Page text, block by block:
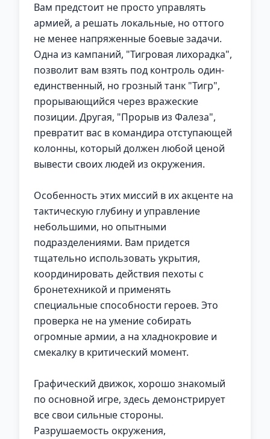
Вам предстоит не просто управлять
армией, а решать локальные, но оттого
не менее напряженные боевые задачи.
Одна из кампаний, "Тигровая лихорадка",
позволит вам взять под контроль один-
единственный, но грозный танк "Тигр",
прорывающийся через вражеские
позиции. Другая, "Прорыв из Фалеза",
превратит вас в командира отступающей
колонны, который должен любой ценой
вывести своих людей из окружения.
Особенность этих миссий в их акценте на
тактическую глубину и управление
небольшими, но опытными
подразделениями. Вам придется
тщательно использовать укрытия,
координировать действия пехоты с
бронетехникой и применять
специальные способности героев. Это
проверка не на умение собирать
огромные армии, а на хладнокровие и
смекалку в критический момент.
Графический движок, хорошо знакомый
по основной игре, здесь демонстрирует
все свои сильные стороны.
Разрушаемость окружения,